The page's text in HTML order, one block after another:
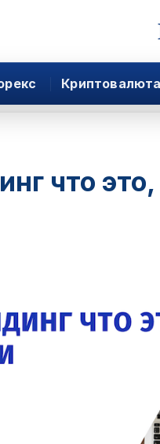
Криптовалюта
что